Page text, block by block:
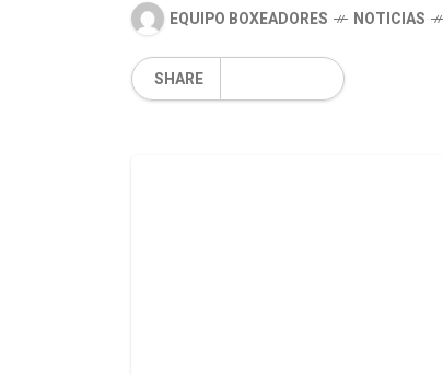
EQUIPO BOXEADORES NOTICIAS
SHARE